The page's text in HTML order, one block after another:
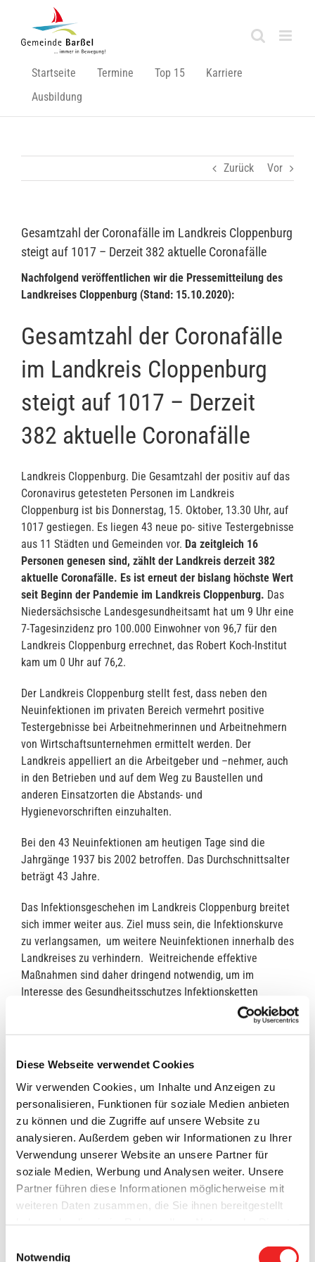
Diese Webseite verwendet Cookies
Wir verwenden Cookies, um Inhalte und Anzeigen zu
personalisieren, Funktionen für soziale Medien anbieten
zu können und die Zugriffe auf unsere Website zu
analysieren. Außerdem geben wir Informationen zu Ihrer
Verwendung unserer Website an unsere Partner für
soziale Medien, Werbung und Analysen weiter. Unsere
Partner führen diese Informationen möglicherweise mit
weiteren Daten zusammen, die Sie ihnen bereitgestellt
werden auch bei der Auswahl von
gesetzt.
Notwendig
springen
Startseite Termine Top 15
Karriere
Ausbildung
Zurück Vor
Gesamtzahl der Coronafälle im Landkreis Cloppenburg
steigt auf 1017 – Derzeit 382 aktuelle Coronafälle
Nachfolgend veröffentlichen wir die Pressemitteilung des
Landkreises Cloppenburg (Stand: 15.10.2020):
Gesamtzahl der Coronafälle
im Landkreis Cloppenburg
steigt auf 1017 – Derzeit
382 aktuelle Coronafälle
Landkreis Cloppenburg. Die Gesamtzahl der positiv auf das
Coronavirus getesteten Personen im Landkreis
Cloppenburg ist bis Donnerstag, 15. Oktober, 13.30 Uhr, auf
1017 gestiegen. Es liegen 43 neue po- sitive Testergebnisse
aus 11 Städten und Gemeinden vor. Da zeitgleich 16
Personen genesen sind, zählt der Landkreis derzeit 382
aktuelle Coronafälle. Es ist erneut der bislang höchste Wert
seit Beginn der Pandemie im Landkreis Cloppenburg. Das
Niedersächsische Landesgesundheitsamt hat um 9 Uhr eine
7-Tagesinzidenz pro 100.000 Einwohner von 96,7 für den
Landkreis Cloppenburg errechnet, das Robert Koch-Institut
kam um 0 Uhr auf 76,2.
Der Landkreis Cloppenburg stellt fest, dass neben den
Neuinfektionen im privaten Bereich vermehrt positive
Testergebnisse bei Arbeitnehmerinnen und Arbeitnehmern
von Wirtschaftsunternehmen ermittelt werden. Der
Landkreis appelliert an die Arbeitgeber und –nehmer, auch
in den Betrieben und auf dem Weg zu Baustellen und
anderen Einsatzorten die Abstands- und
Hygienevorschriften einzuhalten.
Bei den 43 Neuinfektionen am heutigen Tage sind die
Jahrgänge 1937 bis 2002 betroffen. Das Durchschnittsalter
beträgt 43 Jahre.
Das Infektionsgeschehen im Landkreis Cloppenburg breitet
sich immer weiter aus. Ziel muss sein, die Infektionskurve
zu verlangsamen, um weitere Neuinfektionen innerhalb des
Landkreises zu verhindern. Weitreichende effektive
Maßnahmen sind daher dringend notwendig, um im
Interesse des Gesundheitsschutzes Infektionsketten
Die Allgemeinverfügung des Landkreises Cloppenburg zur
daher angepasst(die neue Verordnung kann >>hier<< (bitte
klicken) heruntergeladen werden).Ab Samstag ist die
Teilnahme von Zuschauerinnen und Zuschauer bei
Sportveranstaltungen und der Sportausübung nicht erlaubt.
Die Vereine bzw. die Veranstalter haben dafür Sorge zu
tragen, dass die Vorgaben dieser Allgemeinverfügung und
der Nds. Corona-VO eingehalten werden.
Hiervon ausgenommen sind Trainer, Betreuer,
und Schiedsrichterbeobachter der jeweils Sportausübenden